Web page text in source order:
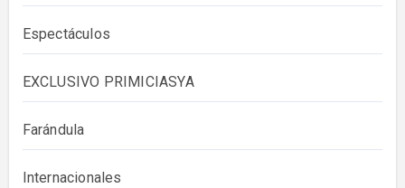
Espectáculos
EXCLUSIVO PRIMICIASYA
Farándula
Internacionales